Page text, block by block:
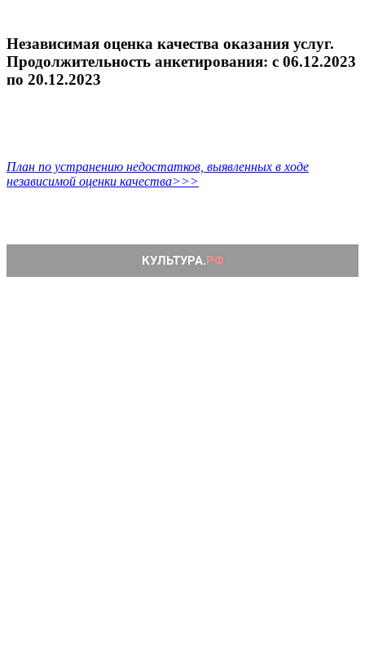
Независимая оценка качества оказания услуг.
Продолжительность анкетирования: c 06.12.2023
по 20.12.2023
План по устранению недостатков, выявленных в ходе
независимой оценки качества>>>